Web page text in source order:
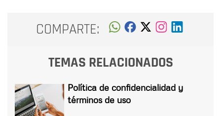
COMPARTE:
TEMAS RELACIONADOS
Política de confidencialidad y
términos de uso